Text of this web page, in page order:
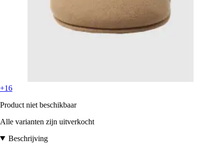
+16
Product niet beschikbaar
Alle varianten zijn uitverkocht
Beschrijving